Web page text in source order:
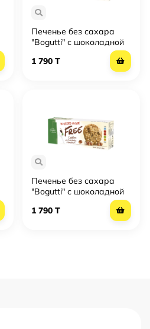
Печенье без сахара
"Bogutti" с шоколадной
крошкой 20% шоколада
1 790 T
Печенье без сахара
"Bogutti" с шоколадной
крошкой и фундуком
1 790 T